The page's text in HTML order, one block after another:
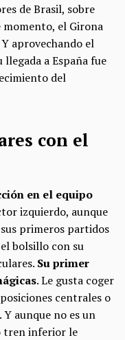
de Brasil, sobre
momento, el Girona
aprovechando el
llegada a España fue
del
con el
en el equipo
izquierdo, aunque
primeros partidos
bolsillo con su
Su primer
. Le gusta coger
centrales o
aunque no es un
tren inferior le